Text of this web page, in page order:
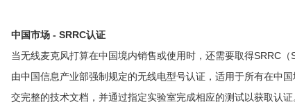
中国市场 - SRRC认证
当无线麦克风打算在中国境内销售或使用时，还需要取得SRRC
由中国信息产业部强制规定的无线电型号认证，适用于所有在中
交完整的技术文档，并通过指定实验室完成相应的测试以获取认证